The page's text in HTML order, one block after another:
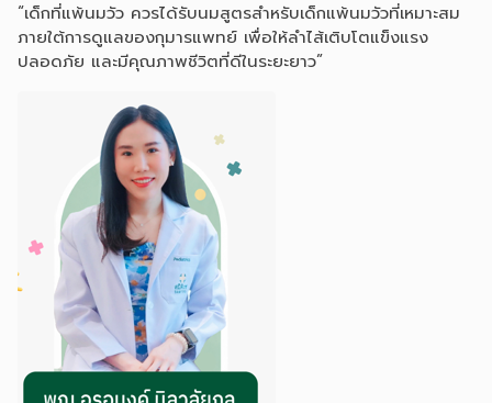
“เด็กที่แพ้นมวัว ควรได้รับนมสูตรสำหรับเด็กแพ้นมวัวที่เหมาะสม
ภายใต้การดูแลของกุมารแพทย์ เพื่อให้ลำไส้เติบโตแข็งแรง
ปลอดภัย และมีคุณภาพชีวิตที่ดีในระยะยาว”